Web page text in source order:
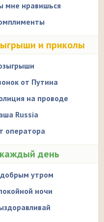
мне нравишься
и приколы
от Путина
на проводе
Russia
оператора
день
утром
ночи